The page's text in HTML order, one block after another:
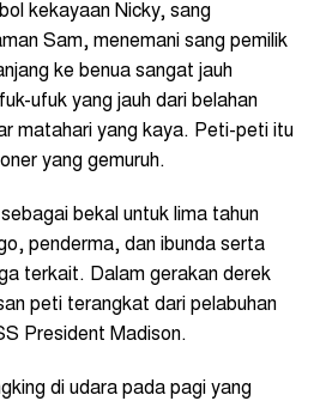
kekayaan Nicky, sang
Sam, menemani sang pemilik
ke benua sangat jauh
ufuk yang jauh dari belahan
matahari yang kaya. Peti-peti itu
yang gemuruh.
bekal untuk lima tahun
penderma, dan ibunda serta
terkait. Dalam gerakan derek
peti terangkat dari pelabuhan
President Madison.
di udara pada pagi yang